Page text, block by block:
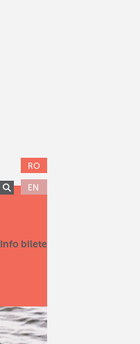
RO
EN
Info bilete